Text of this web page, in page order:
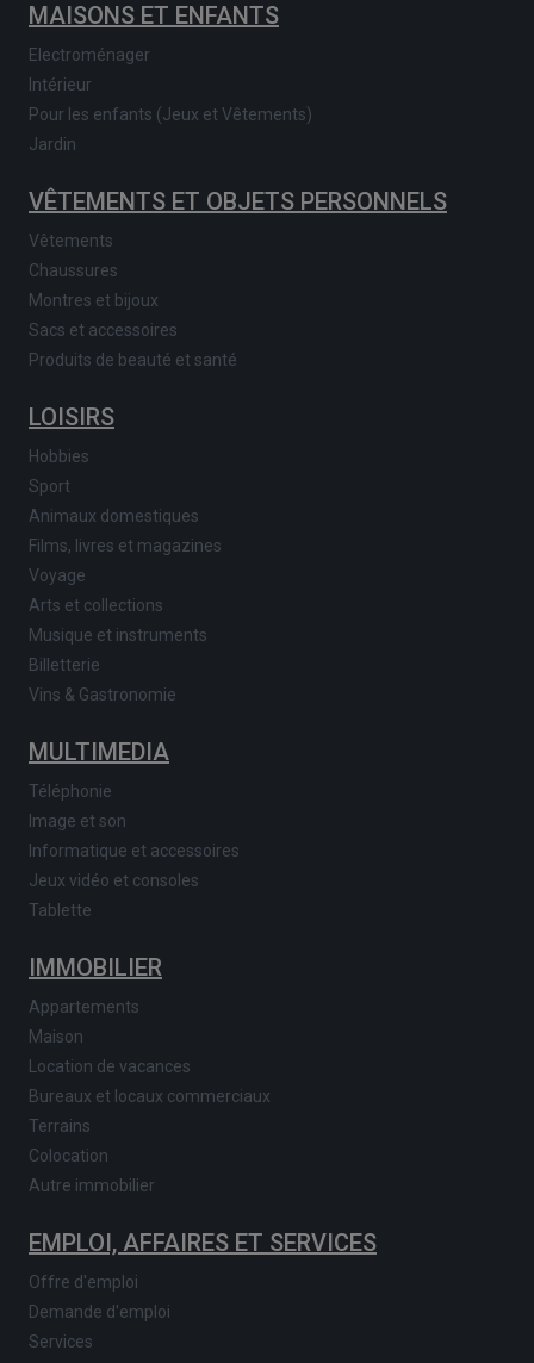
MAISONS ET ENFANTS
Electroménager
Intérieur
Pour les enfants (Jeux et Vêtements)
Jardin
VÊTEMENTS ET OBJETS PERSONNELS
Vêtements
Chaussures
Montres et bijoux
Sacs et accessoires
Produits de beauté et santé
LOISIRS
Hobbies
Sport
Animaux domestiques
Films, livres et magazines
Voyage
Arts et collections
Musique et instruments
Billetterie
Vins & Gastronomie
MULTIMEDIA
Téléphonie
Image et son
Informatique et accessoires
Jeux vidéo et consoles
Tablette
IMMOBILIER
Appartements
Maison
Location de vacances
Bureaux et locaux commerciaux
Terrains
Colocation
Autre immobilier
EMPLOI, AFFAIRES ET SERVICES
Offre d'emploi
Demande d'emploi
Services